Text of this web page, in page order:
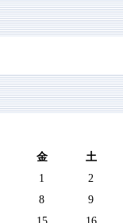
金
土
1
2
8
9